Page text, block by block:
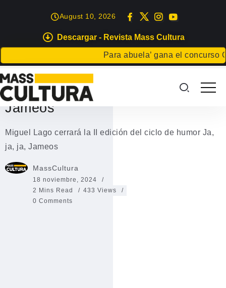
Descargar - Revista Mass Cultura
Para abuela’ gana el concurso
August 10, 2026
EVENTOS
Miguel Lago cerrará la II edición
del ciclo de humor Ja, ja, ja,
Jameos
Miguel Lago cerrará la II edición del ciclo de humor Ja,
ja, ja, Jameos
MassCultura
18 noviembre, 2024
2 Mins Read
433 Views
0 Comments